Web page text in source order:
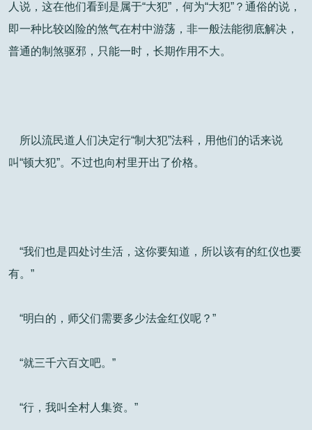
人说，这在他们看到是属于“大犯”，何为“大犯”？通俗的说，
即一种比较凶险的煞气在村中游荡，非一般法能彻底解决，
普通的制煞驱邪，只能一时，长期作用不大。
所以流民道人们决定行“制大犯”法科，用他们的话来说
叫“顿大犯”。不过也向村里开出了价格。
“我们也是四处讨生活，这你要知道，所以该有的红仪也要
有。”
“明白的，师父们需要多少法金红仪呢？”
“就三千六百文吧。”
“行，我叫全村人集资。”